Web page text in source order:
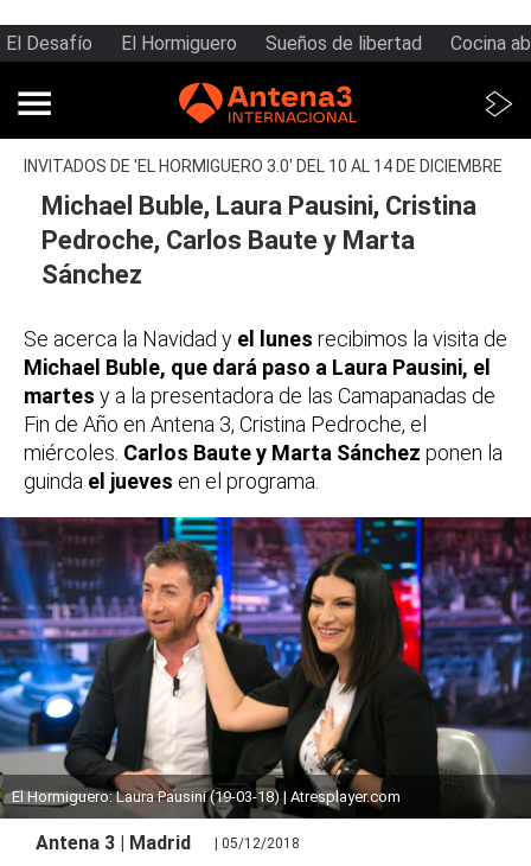
El Desafío El Hormiguero Sueños de libertad Cocina
INVITADOS DE 'EL HORMIGUERO 3.0' DEL 10 AL 14 DE DICIEMBRE
Michael Buble, Laura Pausini, Cristina
Pedroche, Carlos Baute y Marta
Sánchez
Se acerca la Navidad y el lunes recibimos la visita de
Michael Buble, que dará paso a Laura Pausini, el
martes y a la presentadora de las Camapanadas de
Fin de Año en Antena 3, Cristina Pedroche, el
miércoles. Carlos Baute y Marta Sánchez ponen la
guinda el jueves en el programa.
El Hormiguero: Laura Pausini (19-03-18) | Atresplayer.com
Antena 3 | Madrid | 05/12/2018